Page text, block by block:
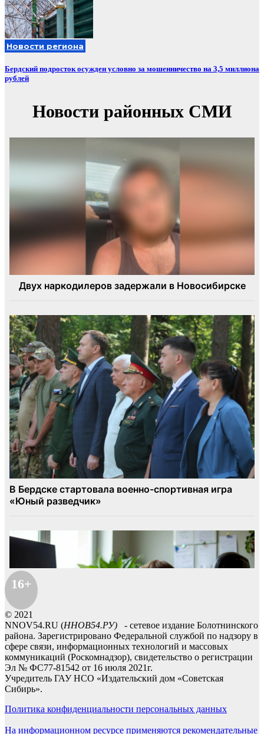
Новости региона
Бердский подросток осужден условно за мошенничество на 3,5 миллиона
рублей
16+
© 2021
NNOV54.RU (ННОВ54.РУ) - сетевое издание Болотнинского
района. Зарегистрировано Федеральной службой по надзору в
сфере связи, информационных технологий и массовых
коммуникаций (Роскомнадзор), свидетельство о регистрации
Эл № ФС77-81542 от 16 июля 2021г.
Учредитель ГАУ НСО «Издательский дом «Советская
Сибирь».
Политика конфиденциальности персональных данных
На информационном ресурсе применяются рекомендательные